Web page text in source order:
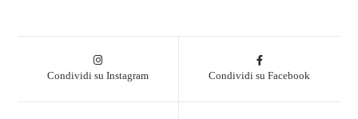
Condividi su Instagram Condividi su Facebook